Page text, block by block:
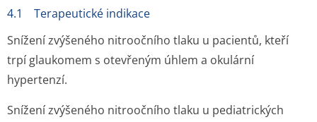
4.1 Terapeutické indikace
Snížení zvýšeného nitroočního tlaku u pacientů, kteří
trpí glaukomem s otevřeným úhlem a okulární
hypertenzí.
Snížení zvýšeného nitroočního tlaku u pediatrických